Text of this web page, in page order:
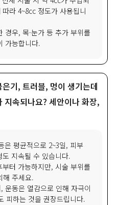
라 4~8cc 정도가 사용됩니
경우, 목·눈가 등 추가 부위를
가능합니다.
기, 트러블, 멍이 생기는데
지속되나요? 세안이나 화장,
은 평균적으로 2~3일, 피부
지속될 수 있습니다.
터 가능하지만, 시술 부위를
해 주세요.
운동은 열감으로 인해 자극이
피하는 것을 권장드립니다.